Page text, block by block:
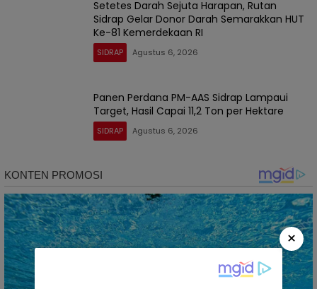
Setetes Darah Sejuta Harapan, Rutan
Sidrap Gelar Donor Darah Semarakkan HUT
Ke-81 Kemerdekaan RI
SIDRAP Agustus 6, 2026
Panen Perdana PM-AAS Sidrap Lampaui
Target, Hasil Capai 11,2 Ton per Hektare
SIDRAP Agustus 6, 2026
×